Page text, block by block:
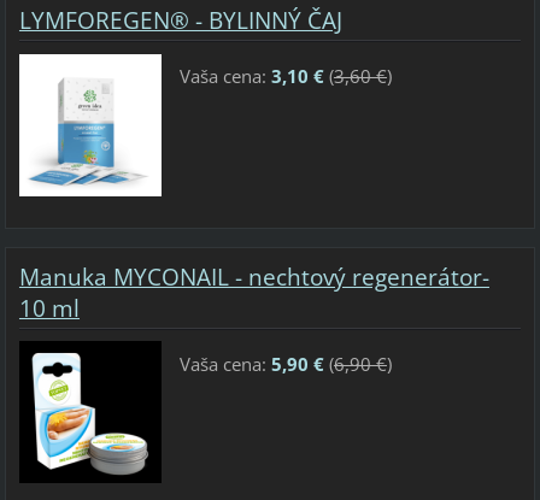
LYMFOREGEN® - BYLINNÝ ČAJ
Vaša cena: 3,10 €(3,60 €)
Manuka MYCONAIL - nechtový regenerátor-
10 ml
Vaša cena: 5,90 €(6,90 €)